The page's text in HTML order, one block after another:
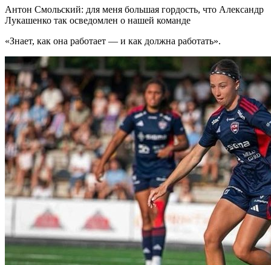
Антон Смольский: для меня большая гордость, что Александр
Лукашенко так осведомлен о нашей команде
«Знает, как она работает — и как должна работать».